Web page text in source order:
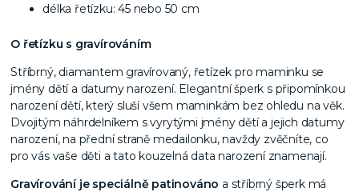
délka řetízku: 45 nebo 50 cm
O řetízku s gravírováním
Stříbrný, diamantem gravírovaný, řetízek pro maminku se
jmény dětí a datumy narození. Elegantní šperk s připomínkou
narození dětí, který sluší všem maminkám bez ohledu na věk.
Dvojitým náhrdelníkem s vyrytými jmény dětí a jejich datumy
narození, na přední straně medailonku, navždy zvěčníte, co
pro vás vaše děti a tato kouzelná data narození znamenají.
Gravírování je speciálně patinováno a stříbrný šperk má